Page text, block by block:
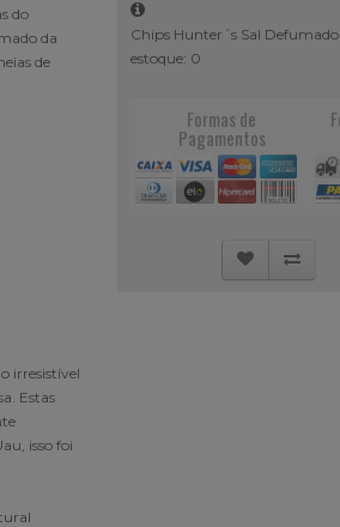
do
da
de
irresistível
Estas
isso foi
Chips Hunter´s Sal
estoque: 0
Formas de
Pagamentos